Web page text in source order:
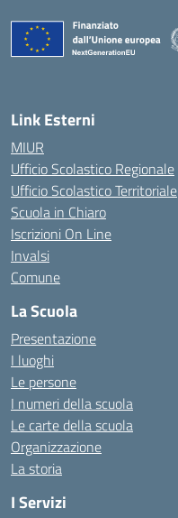
Link Esterni
MIUR
Ufficio Scolastico Regionale
Ufficio Scolastico Territoriale
Scuola in Chiaro
Iscrizioni On Line
Invalsi
Comune
La Scuola
Presentazione
I luoghi
Le persone
I numeri della scuola
Le carte della scuola
Organizzazione
La storia
I Servizi